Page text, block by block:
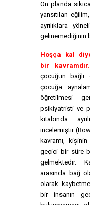
Ön planda
yansıtılan
ayrılıklara
gelinemediğinin
Hoşça kal
bir kavramdır.
çocuğun bağlı
çocuğa
öğretilmesi
psikiyatristi ve
kitabında
incelemiştir
kavramı,
geçici bir süre
gelmektedir.
arasında bağ
olarak
bir insanın